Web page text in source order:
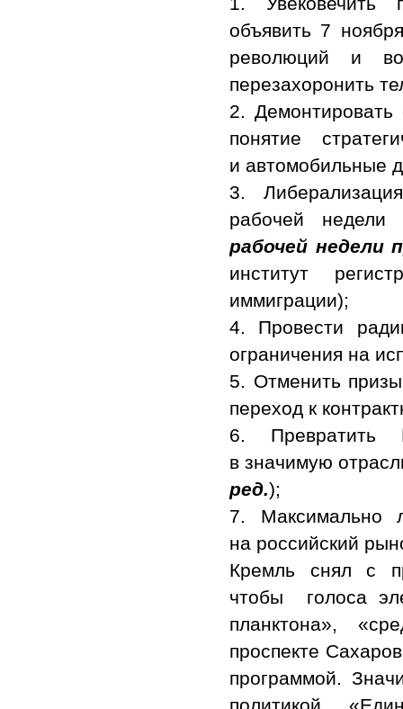
объявить 7
революций и
перезахоронить
2. Демонтировать
понятие
и автомобильные
3.
рабочей недели
рабочей недели
институт
иммиграции);
4. Провести
ограничения на
5. Отменить
переход к
6. Превратить
в значимую
ред.);
7. Максимально
на российский
Кремль снял с
чтобы голоса
планктона»,
проспекте
программой.
политикой